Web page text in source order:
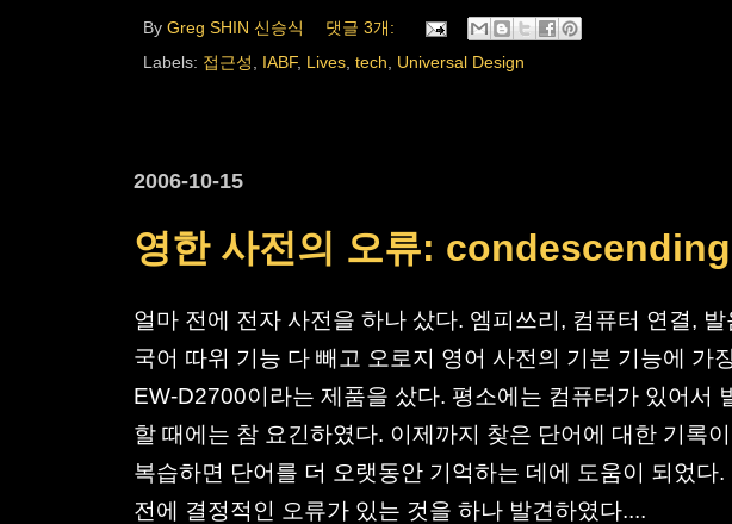
By Greg SHIN 신승식
댓글 3개:
Labels: 접근성 IABF, Lives tech Universal Design
2006-10-15
영한 사전의 오류: condescending
얼마 전에 전자 사전을 하나 샀다. 엠피쓰리, 컴퓨터 연결,
국어 따위 기능 다 빼고 오로지 영어 사전의 기본 기능에 가
EW-D2700이라는 제품을 샀다. 평소에는 컴퓨터가 있어서
할 때에는 참 요긴하였다. 이제까지 찾은 단어에 대한 기록
복습하면 단어를 더 오랫동안 기억하는 데에 도움이 되었
전에 결정적인 오류가 있는 것을 하나 발견하였다....